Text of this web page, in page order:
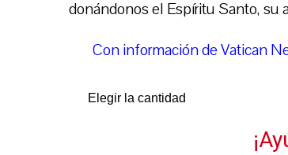
donándonos el Espíritu Santo, su
Con información de Vatican